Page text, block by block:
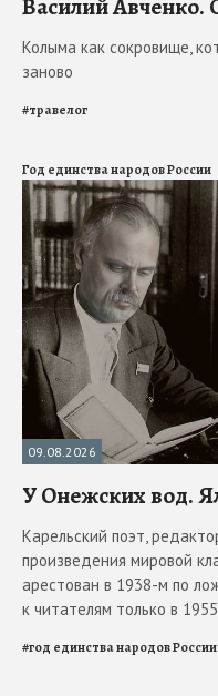
Василий
Колыма как сокровище,
заново
#травелог
Год единства народов России
09.08.2026
У Онежских вод.
Карельский поэт,
произведения мировой
арестован в 1938-м по
к читателям только в
#год единства народов России